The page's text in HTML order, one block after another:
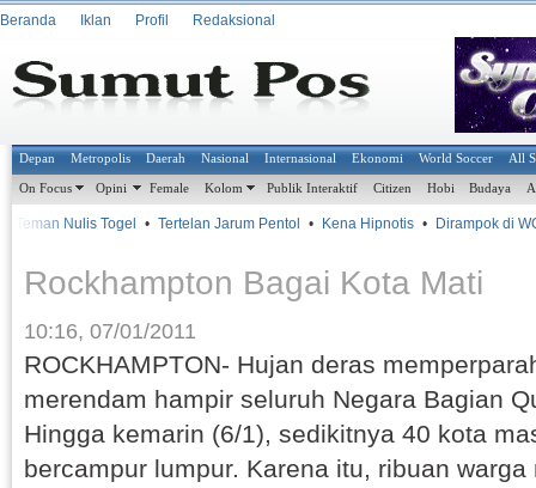
Beranda Iklan Profil Redaksional
Depan Metropolis Daerah Nasional Internasional Ekonomi World Soccer All
On Focus Opini Female Kolom Publik Interaktif Citizen Hobi Budaya
Nulis Togel Tertelan Jarum Pentol Kena Hipnotis • Dirampok di WC
Rockhampton Bagai Kota Mati
10:16, 07/01/2011
ROCKHAMPTON- Hujan deras
merendam hampir seluruh Negara Bagian
Hingga kemarin (6/1), sedikitnya 40 kota
bercampur lumpur. Karena itu, ribuan